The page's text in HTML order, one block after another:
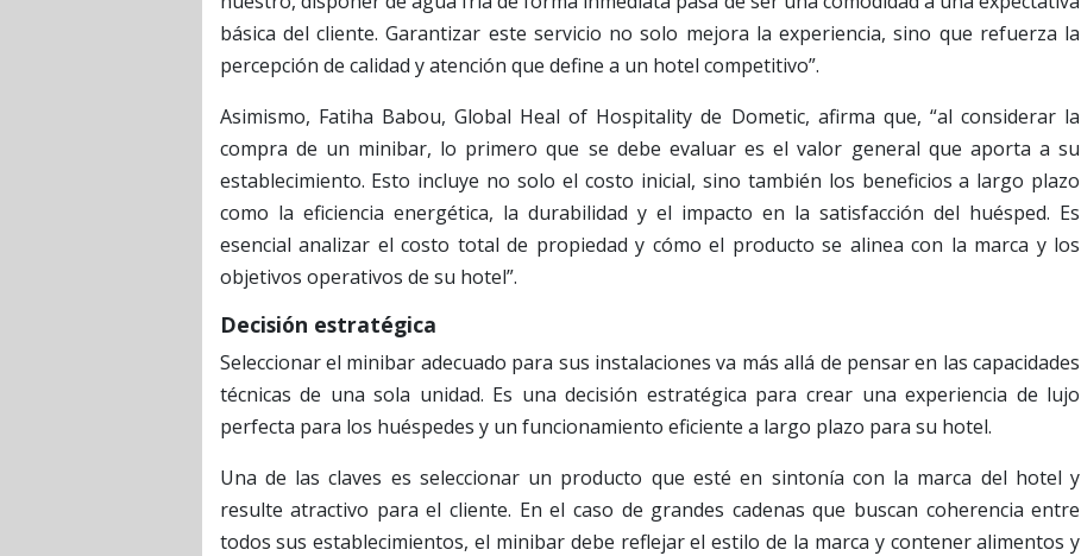
básica del cliente. Garantizar este servicio no solo mejora la experiencia, sino que refuerza la
percepción de calidad y atención que define a un hotel competitivo”.
Asimismo, Fatiha Babou, Global Heal of Hospitality de Dometic, afirma que, “al considerar la
compra de un minibar, lo primero que se debe evaluar es el valor general que aporta a su
establecimiento. Esto incluye no solo el costo inicial, sino también los beneficios a largo plazo
como la eficiencia energética, la durabilidad y el impacto en la satisfacción del huésped. Es
esencial analizar el costo total de propiedad y cómo el producto se alinea con la marca y los
objetivos operativos de su hotel”.
Decisión estratégica
Seleccionar el minibar adecuado para sus instalaciones va más allá de pensar en las capacidades
técnicas de una sola unidad. Es una decisión estratégica para crear una experiencia de lujo
perfecta para los huéspedes y un funcionamiento eficiente a largo plazo para su hotel.
Una de las claves es seleccionar un producto que esté en sintonía con la marca del hotel y
resulte atractivo para el cliente. En el caso de grandes cadenas que buscan coherencia entre
todos sus establecimientos, el minibar debe reflejar el estilo de la marca y contener alimentos y